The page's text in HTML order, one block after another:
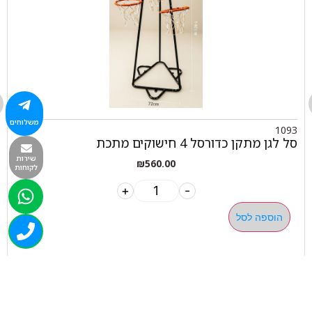
1093
סל לגן מתקן כדורסל 4 חישוקים מתכת
₪560.00
-
+
הוספה לסל
משלוחים
שירות
לקוחות